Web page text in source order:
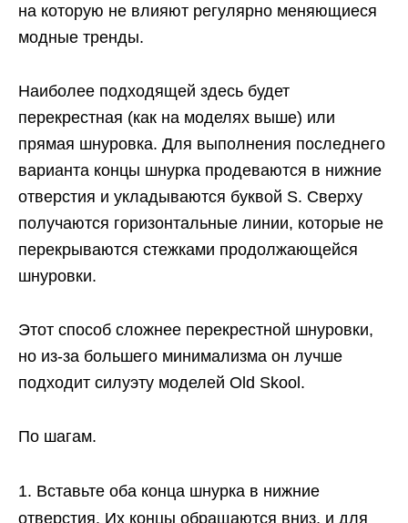
на которую не влияют регулярно меняющиеся
модные тренды.
Наиболее подходящей здесь будет
перекрестная (как на моделях выше) или
прямая шнуровка. Для выполнения последнего
варианта концы шнурка продеваются в нижние
отверстия и укладываются буквой S. Сверху
получаются горизонтальные линии, которые не
перекрываются стежками продолжающейся
шнуровки.
Этот способ сложнее перекрестной шнуровки,
но из-за большего минимализма он лучше
подходит силуэту моделей Old Skool.
По шагам.
Вставьте оба конца шнурка в нижние
отверстия. Их концы обращаются вниз, и для